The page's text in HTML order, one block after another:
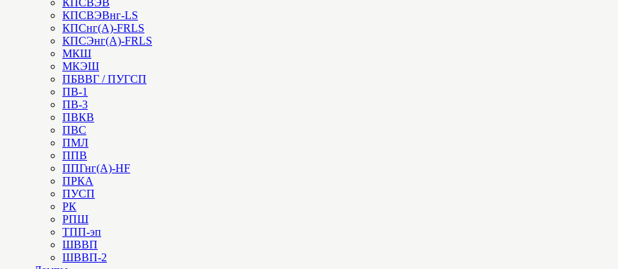
КПСВЭВ
КПСВЭВнг-LS
КПСнг(А)-FRLS
КПСЭнг(А)-FRLS
МКШ
МКЭШ
ПБВВГ / ПУГСП
ПВ-1
ПВ-3
ПВКВ
ПВС
ПМЛ
ППВ
ППГнг(А)-HF
ПРКА
ПУСП
РК
РПШ
ТПП-эп
ШВВП
ШВВП-2